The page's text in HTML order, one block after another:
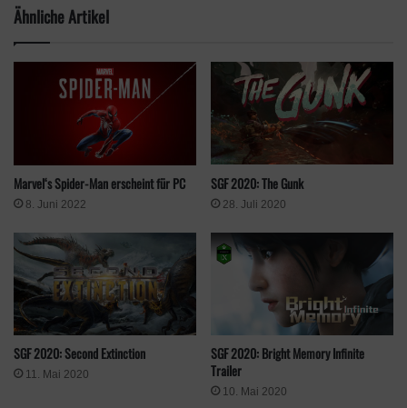
Ähnliche Artikel
Marvel‘s Spider-Man erscheint für PC
8. Juni 2022
SGF 2020: The Gunk
28. Juli 2020
SGF 2020: Second Extinction
11. Mai 2020
SGF 2020: Bright Memory Infinite
Trailer
10. Mai 2020